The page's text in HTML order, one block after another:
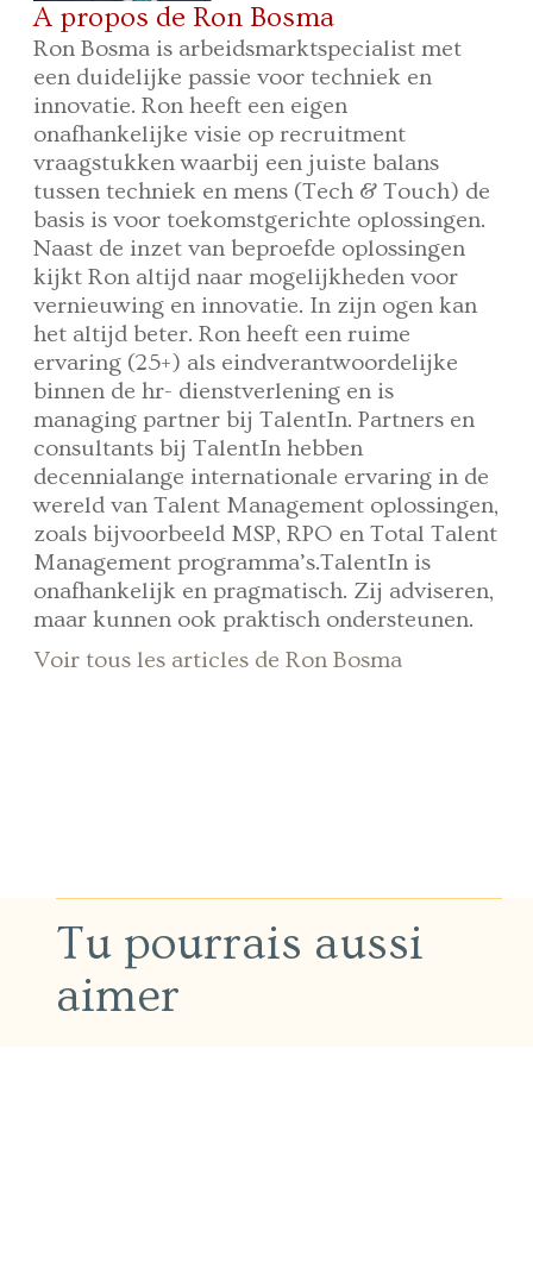
A propos de Ron Bosma
Ron Bosma is arbeidsmarktspecialist met
een duidelijke passie voor techniek en
innovatie. Ron heeft een eigen
onafhankelijke visie op recruitment
vraagstukken waarbij een juiste balans
tussen techniek en mens (Tech & Touch) de
basis is voor toekomstgerichte oplossingen.
Naast de inzet van beproefde oplossingen
kijkt Ron altijd naar mogelijkheden voor
vernieuwing en innovatie. In zijn ogen kan
het altijd beter. Ron heeft een ruime
ervaring (25+) als eindverantwoordelijke
binnen de hr- dienstverlening en is
managing partner bij TalentIn. Partners en
consultants bij TalentIn hebben
decennialange internationale ervaring in de
wereld van Talent Management oplossingen,
zoals bijvoorbeeld MSP, RPO en Total Talent
Management programma’s.TalentIn is
onafhankelijk en pragmatisch. Zij adviseren,
maar kunnen ook praktisch ondersteunen.
Voir tous les articles de Ron Bosma
Tu pourrais aussi
aimer